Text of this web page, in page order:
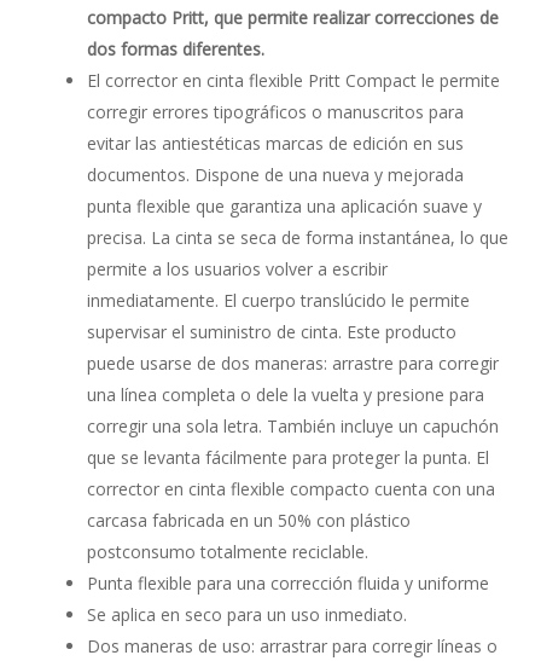
compacto Pritt, que permite realizar correcciones de
dos formas diferentes.
El corrector en cinta flexible Pritt Compact le permite
corregir errores tipográficos o manuscritos para
evitar las antiestéticas marcas de edición en sus
documentos. Dispone de una nueva y mejorada
punta flexible que garantiza una aplicación suave y
precisa. La cinta se seca de forma instantánea, lo que
permite a los usuarios volver a escribir
inmediatamente. El cuerpo translúcido le permite
supervisar el suministro de cinta. Este producto
puede usarse de dos maneras: arrastre para corregir
una línea completa o dele la vuelta y presione para
corregir una sola letra. También incluye un capuchón
que se levanta fácilmente para proteger la punta. El
corrector en cinta flexible compacto cuenta con una
carcasa fabricada en un 50% con plástico
postconsumo totalmente reciclable.
Punta flexible para una corrección fluida y uniforme
Se aplica en seco para un uso inmediato.
Dos maneras de uso: arrastrar para corregir líneas o